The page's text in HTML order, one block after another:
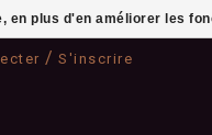
/ S'inscrire
en plus d'en améliorer les